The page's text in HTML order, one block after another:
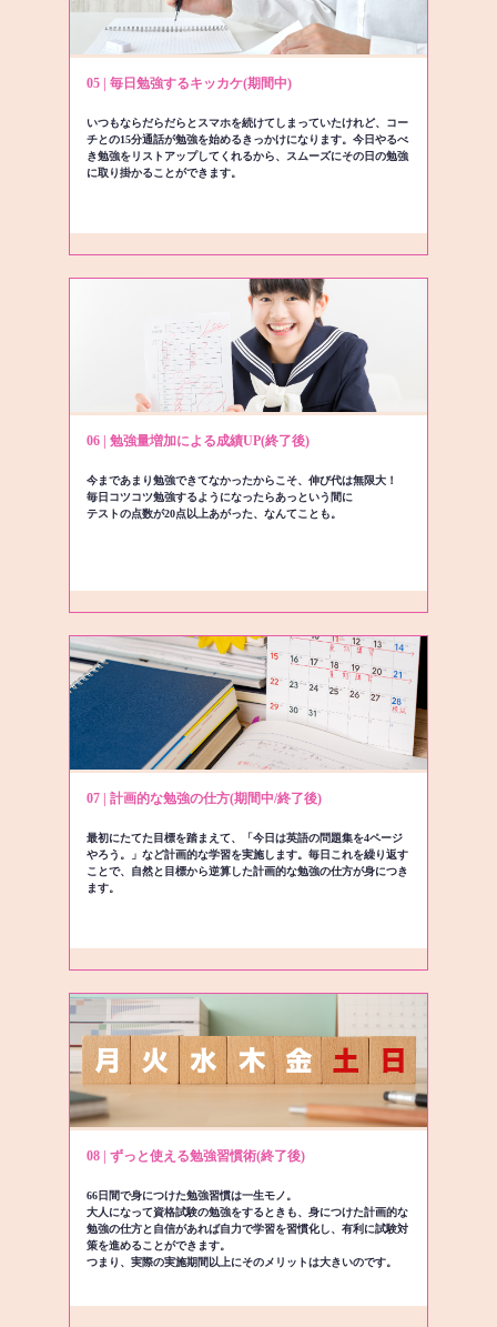
05 | 毎日勉強するキッカケ(期間中)
いつもならだらだらとスマホを続けてしまっていたけれど、コー
チとの15分通話が勉強を始めるきっかけになります。今日やるべ
き勉強をリストアップしてくれるから、スムーズにその日の勉強
に取り掛かることができます。
06 | 勉強量増加による成績UP(終了後)
今まであまり勉強できてなかったからこそ、伸び代は無限大！
毎日コツコツ勉強するようになったらあっという間に
テストの点数が20点以上あがった、なんてことも。
07 | 計画的な勉強の仕方(期間中/終了後)
最初にたてた目標を踏まえて、「今日は英語の問題集を4ページ
やろう。」など計画的な学習を実施します。毎日これを繰り返す
ことで、自然と目標から逆算した計画的な勉強の仕方が身につき
ます。
08 | ずっと使える勉強習慣術(終了後)
66日間で身につけた勉強習慣は一生モノ。
大人になって資格試験の勉強をするときも、身につけた計画的な
勉強の仕方と自信があれば自力で学習を習慣化し、有利に試験対
策を進めることができます。
つまり、実際の実施期間以上にそのメリットは大きいのです。